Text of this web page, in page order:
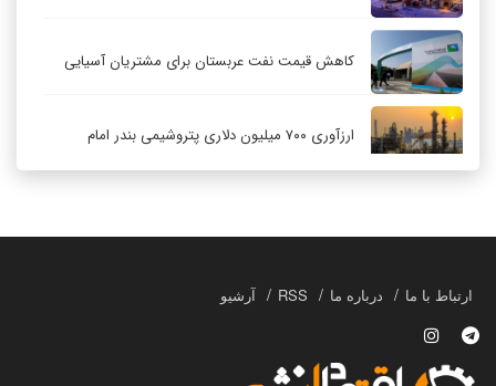
کاهش قیمت نفت عربستان برای مشتریان آسیایی
ارزآوری ۷۰۰ میلیون دلاری پتروشیمی بندر امام
ارتباط با ما درباره ما RSS آرشیو